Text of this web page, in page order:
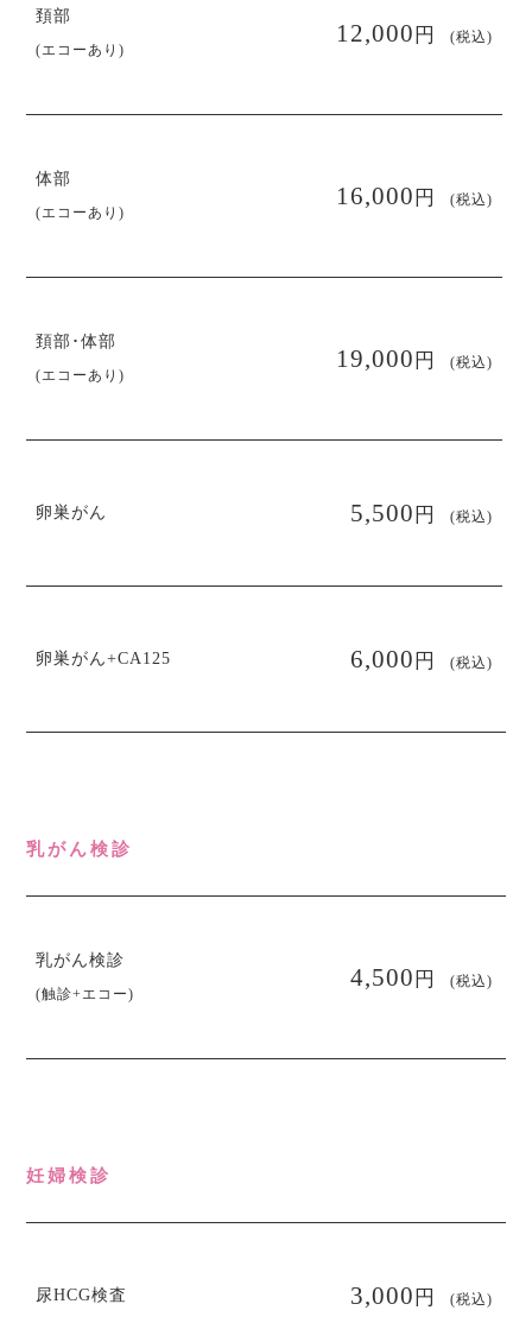
頚部
(エコーあり)
12,000円 (税込)
体部
(エコーあり)
16,000円 (税込)
頚部･体部
(エコーあり)
19,000円 (税込)
卵巣がん 5,500円 (税込)
卵巣がん+CA125 6,000円 (税込)
乳がん検診
乳がん検診
(触診+エコー)
4,500円 (税込)
妊婦検診
尿HCG検査 3,000円 (税込)